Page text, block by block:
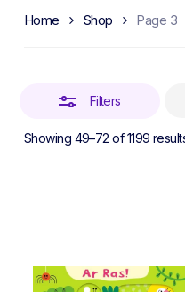
Home Shop Page 3
Filters
Showing 49–72 of 1199